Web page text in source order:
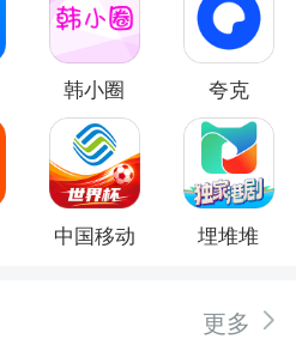
韩小圈 夸克
中国移动 埋堆堆
更多